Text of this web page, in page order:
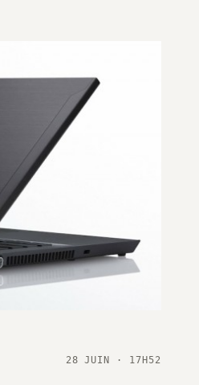
28 JUIN · 17H52